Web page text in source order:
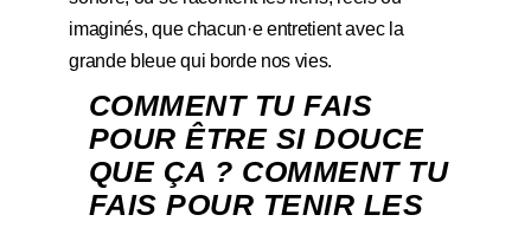
imaginés, que chacun·e entretient avec la
grande bleue qui borde nos vies.
COMMENT TU FAIS
POUR ÊTRE SI DOUCE
QUE ÇA ? COMMENT TU
FAIS POUR TENIR LES